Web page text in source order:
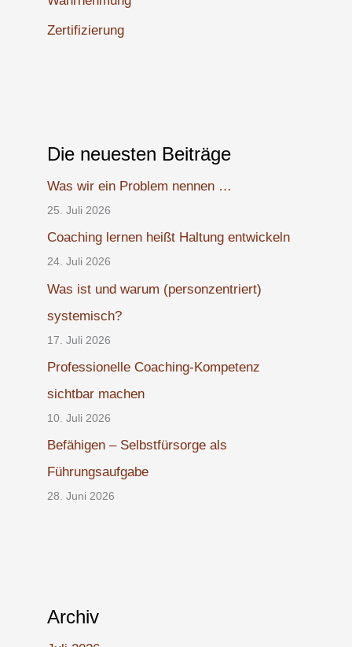
Zertifizierung
Die neuesten Beiträge
Was wir ein Problem nennen …
25. Juli 2026
Coaching lernen heißt Haltung entwickeln
24. Juli 2026
Was ist und warum (personzentriert)
systemisch?
17. Juli 2026
Professionelle Coaching-Kompetenz
sichtbar machen
10. Juli 2026
Befähigen – Selbstfürsorge als
Führungsaufgabe
28. Juni 2026
Archiv